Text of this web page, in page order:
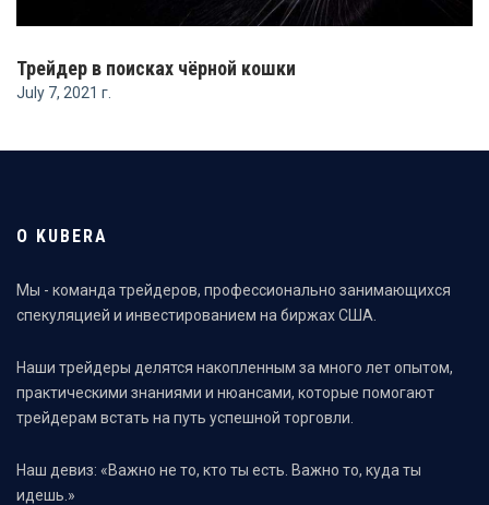
Трейдер в поисках чёрной кошки
July 7, 2021 г.
О KUBERA
Мы - команда трейдеров, профессионально занимающихся
спекуляцией и инвестированием на биржах США.
Наши трейдеры делятся накопленным за много лет опытом,
практическими знаниями и нюансами, которые помогают
трейдерам встать на путь успешной торговли.
Наш девиз: «Важно не то, кто ты есть. Важно то, куда ты
идешь.»